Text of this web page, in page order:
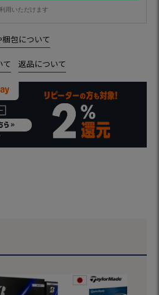
用いただけます
梱包について
て 返品について